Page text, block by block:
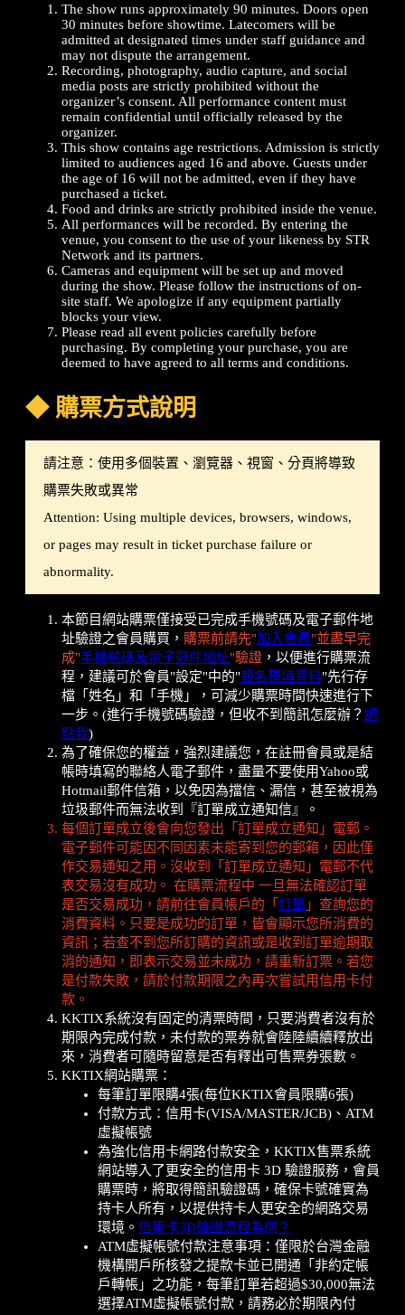
The show runs approximately 90 minutes. Doors open
30 minutes before showtime. Latecomers will be
admitted at designated times under staff guidance and
may not dispute the arrangement.
Recording, photography, audio capture, and social
media posts are strictly prohibited without the
organizer’s consent. All performance content must
remain confidential until officially released by the
organizer.
This show contains age restrictions. Admission is strictly
limited to audiences aged 16 and above. Guests under
the age of 16 will not be admitted, even if they have
purchased a ticket.
Food and drinks are strictly prohibited inside the venue.
All performances will be recorded. By entering the
venue, you consent to the use of your likeness by STR
Network and its partners.
Cameras and equipment will be set up and moved
during the show. Please follow the instructions of on-
site staff. We apologize if any equipment partially
blocks your view.
Please read all event policies carefully before
purchasing. By completing your purchase, you are
deemed to have agreed to all terms and conditions.
◆ 購票方式說明
請注意：使用多個裝置、瀏覽器、視窗、分頁將導致
購票失敗或異常
Attention: Using multiple devices, browsers, windows,
or pages may result in ticket purchase failure or
abnormality.
本節目網站購票僅接受已完成手機號碼及電子郵件地
址驗證之會員購買， 購票前請先"加入會員"並盡早完
成"手機號碼及電子郵件地址"驗證 ，以便進行購票流
程，建議可於會員"設定"中的"報名預填資料"先行存
檔「姓名」和「手機」，可減少購票時間快速進行下
一步。(進行手機號碼驗證，但收不到簡訊怎麼辦？ 請
點我)
為了確保您的權益，強烈建議您，在註冊會員或是結
帳時填寫的聯絡人電子郵件，盡量不要使用Yahoo或
Hotmail郵件信箱，以免因為擋信、漏信，甚至被視為
垃圾郵件而無法收到『訂單成立通知信』。
每個訂單成立後會向您發出「訂單成立通知」電郵。
電子郵件可能因不同因素未能寄到您的郵箱，因此僅
作交易通知之用。沒收到「訂單成立通知」電郵不代
表交易沒有成功。 在購票流程中 一旦無法確認訂單
是否交易成功，請前往會員帳戶的「 訂單 」查詢您的
消費資料。只要是成功的訂單，皆會顯示您所消費的
資訊；若查不到您所訂購的資訊或是收到訂單逾期取
消的通知，即表示交易並未成功，請重新訂票。若您
是付款失敗，請於付款期限之內再次嘗試用信用卡付
款。
KKTIX系統沒有固定的清票時間，只要消費者沒有於
期限內完成付款，未付款的票券就會陸陸續續釋放出
來，消費者可隨時留意是否有釋出可售票券張數。
KKTIX網站購票：
每筆訂單限購4張(每位KKTIX會員限購6張)
付款方式：信用卡(VISA/MASTER/JCB)、ATM
虛擬帳號
為強化信用卡網路付款安全，KKTIX售票系統
網站導入了更安全的信用卡 3D 驗證服務，會員
購票時，將取得簡訊驗證碼，確保卡號確實為
持卡人所有，以提供持卡人更安全的網路交易
環境。 信用卡3D驗證流程為何？
ATM虛擬帳號付款注意事項：僅限於台灣金融
機構開戶所核發之提款卡並已開通「非約定帳
戶轉帳」之功能，每筆訂單若超過$30,000無法
選擇ATM虛擬帳號付款，請務必於期限內付